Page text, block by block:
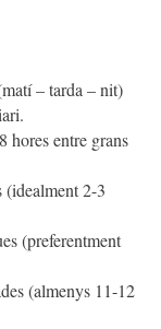
– tarda – nit)
hores entre grans
(idealment 2-3
(preferentment
(almenys 11-12